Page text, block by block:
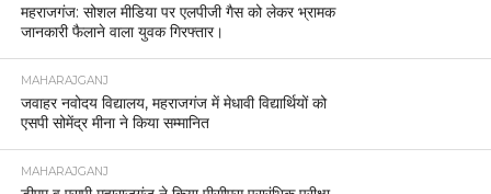
महराजगंज: सोशल मीडिया पर एलपीजी गैस को लेकर भ्रामक
जानकारी फैलाने वाला युवक गिरफ्तार।
MAHARAJGANJ
जवाहर नवोदय विद्यालय, महराजगंज में मेधावी विद्यार्थियों को
एसपी सोमेंद्र मीना ने किया सम्मानित
MAHARAJGANJ